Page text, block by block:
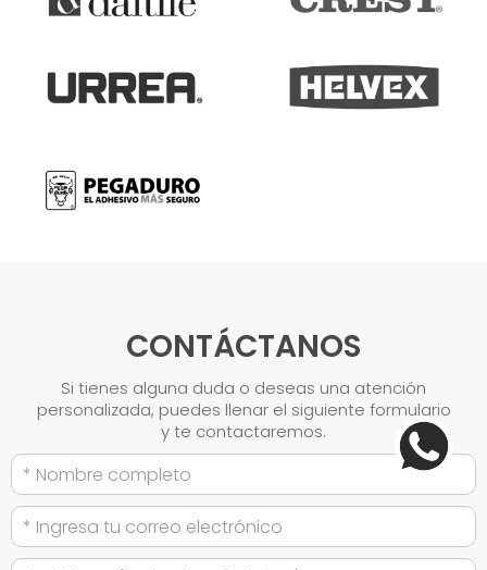
CONTÁCTANOS
Si tienes alguna duda o deseas una atención
personalizada, puedes llenar el siguiente formulario
y te contactaremos.